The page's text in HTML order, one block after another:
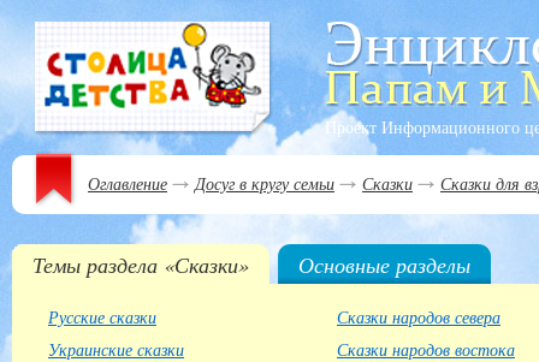
Проект Информационного
Оглавление Досуг в кругу семьи Сказки Сказки для
Темы раздела «Сказки» Основные разделы
Русские сказки
Украинские сказки
Сказки народов севера
Сказки народов востока